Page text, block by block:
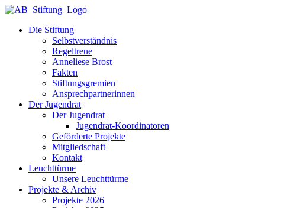
Die Stiftung
Selbstverständnis
Regeltreue
Anneliese Brost
Fakten
Stiftungsgremien
Ansprechpartnerinnen
Der Jugendrat
Der Jugendrat
Jugendrat-Koordinatoren
Geförderte Projekte
Mitgliedschaft
Kontakt
Leuchttürme
Unsere Leuchttürme
Projekte & Archiv
Projekte 2026